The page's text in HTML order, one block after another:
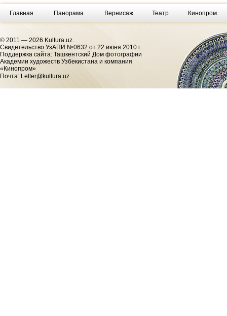
Главная Панорама Вернисаж Театр Кинопром
© 2011 — 2026 Kultura.uz.
Cвидетельство УзАПИ №0632 от 22 июня 2010 г.
Поддержка сайта: Ташкентский Дом фотографии
Академии художеств Узбекистана и компания
«Кинопром»
Почта: Letter@kultura.uz